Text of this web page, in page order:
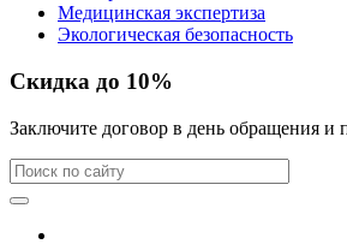
Медицинская экспертиза
Экологическая безопасность
Скидка до 10%
Заключите договор в день обращения и